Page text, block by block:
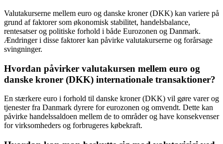
Valutakurserne mellem euro og danske kroner (DKK) kan variere på
grund af faktorer som økonomisk stabilitet, handelsbalance,
rentesatser og politiske forhold i både Eurozonen og Danmark.
Ændringer i disse faktorer kan påvirke valutakurserne og forårsage
svingninger.
Hvordan påvirker valutakursen mellem euro og
danske kroner (DKK) internationale transaktioner?
En stærkere euro i forhold til danske kroner (DKK) vil gøre varer og
tjenester fra Danmark dyrere for eurozonen og omvendt. Dette kan
påvirke handelssaldoen mellem de to områder og have konsekvenser
for virksomheders og forbrugeres købekraft.